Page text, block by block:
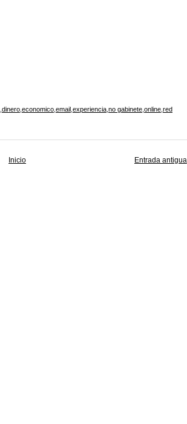
dinero economico email experiencia no gabinete online red
Entrada antigua
Inicio